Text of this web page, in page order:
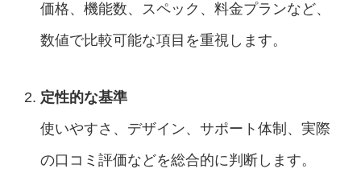
価格、機能数、スペック、料金プランなど、
数値で比較可能な項目を重視します。
定性的な基準
使いやすさ、デザイン、サポート体制、実際
の口コミ評価などを総合的に判断します。